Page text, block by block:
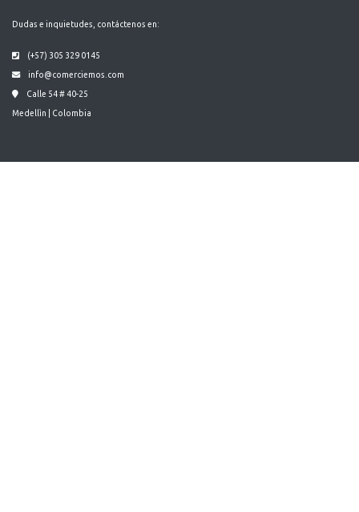
Dudas e inquietudes, contáctenos en:
(+57) 305 329 0145
info@comerciemos.com
Calle 54 # 40-25
Medellìn | Colombia